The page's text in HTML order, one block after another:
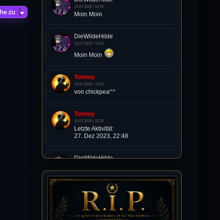
zu
21.07.2026 / 10:28
Moin Moin
DieWildeHilde
12.07.2026 / 14:14
Moin Moin
Tommy
10.07.2026 / 22:25
von chickpea^^
Tommy
10.07.2026 / 22:25
Letzte Aktivität:
27. Dez 2023, 22:48
DieWildeHilde
Happy Birthday Chickpea
DieWildeHilde
10.07.2026 / 10:08
Hallo meine Lieben!